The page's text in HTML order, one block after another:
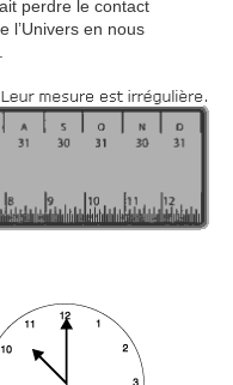
perdre le contact
l’Univers en nous